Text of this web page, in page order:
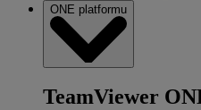
ONE platformu
TeamViewer